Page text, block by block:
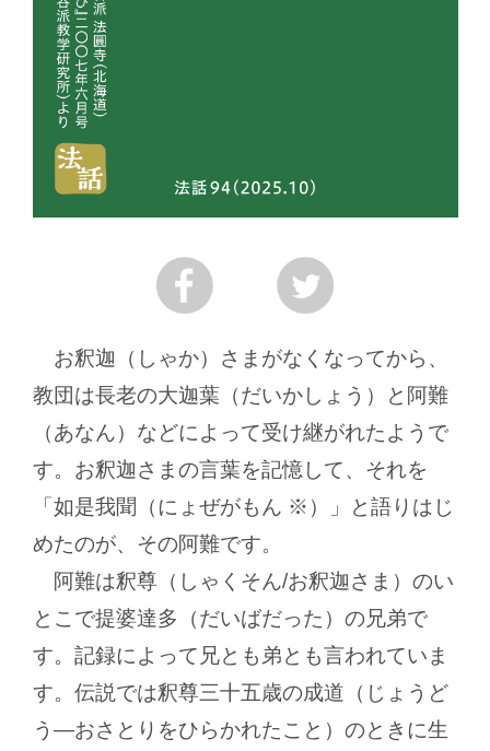
お釈迦（しゃか）さまがなくなってから、
教団は長老の大迦葉（だいかしょう）と阿難
（あなん）などによって受け継がれたようで
す。お釈迦さまの言葉を記憶して、それを
「如是我聞（にょぜがもん ※）」と語りはじ
めたのが、その阿難です。
阿難は釈尊（しゃくそん/お釈迦さま）のい
とこで提婆達多（だいばだった）の兄弟で
す。記録によって兄とも弟とも言われていま
す。伝説では釈尊三十五歳の成道（じょうど
う―おさとりをひらかれたこと）のときに生